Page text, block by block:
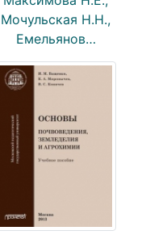
Мочульская Н.Н.,
Емельянов…